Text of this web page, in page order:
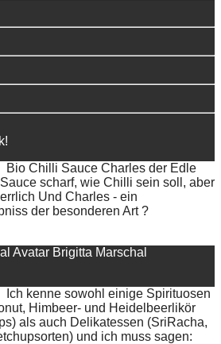
Bio Chilli Sauce Charles der Edle
scharf, wie Chilli sein soll, aber
Und Charles - ein
der besonderen Art ?
Brigitta Marschal
Ich kenne sowohl einige Spirituosen
Himbeer- und Heidelbeerlikör
als auch Delikatessen (SriRacha,
und ich muss sagen: